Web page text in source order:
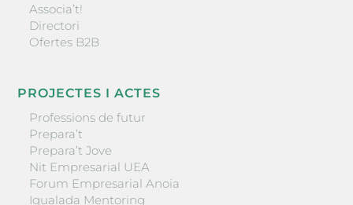
Associa’t!
Directori
Ofertes B2B
PROJECTES I ACTES
Professions de futur
Prepara’t
Prepara’t Jove
Nit Empresarial UEA
Forum Empresarial Anoia
Igualada Mentoring